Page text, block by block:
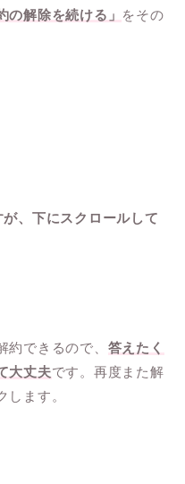
の解除を続ける」 をその
、下にスクロールして
できるので、 答えたく
大丈夫です。再度また解
ます。